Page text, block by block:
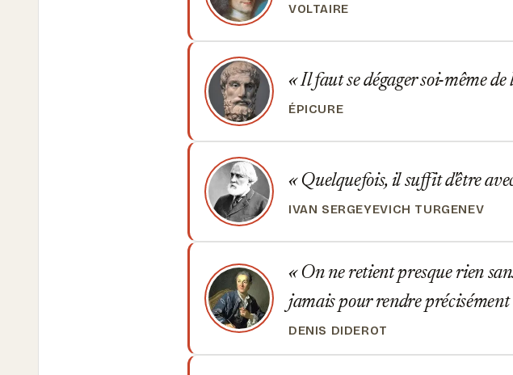
VOLTAIRE
Il faut se dégager soi-même
ÉPICURE
Quelquefois, il suffit d'être
IVAN SERGEYEVICH TURGENEV
On ne retient presque rien
jamais pour rendre précisément
DENIS DIDEROT